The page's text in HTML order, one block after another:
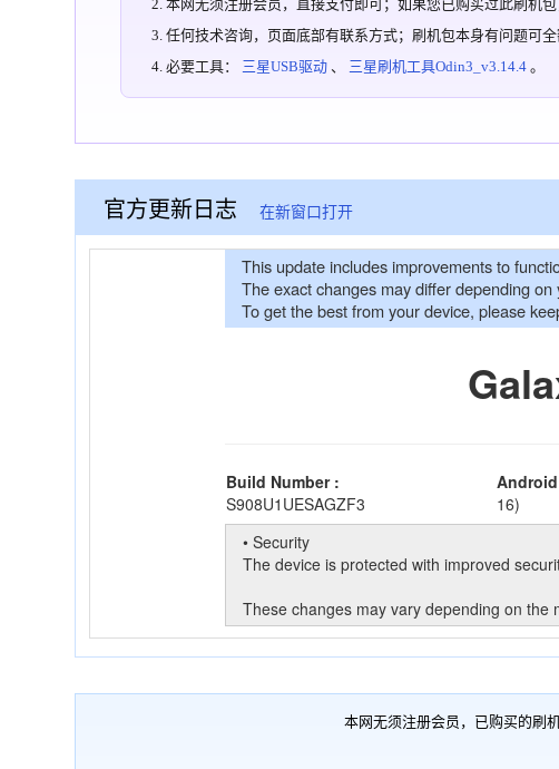
本网无须注册会员，直接支付即可；如果您已购买过此刷机
任何技术咨询，页面底部有联系方式；刷机包本身有问题可全
必要工具： 三星USB驱动 、 三星刷机工具Odin3_v3.14.4 。
官方更新日志在新窗口打开
本网无须注册会员，已购买的刷